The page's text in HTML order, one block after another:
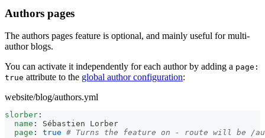
Authors pages
The authors pages feature is optional, and mainly useful for multi-
author blogs.
You can activate it independently for each author by adding a page:
true attribute to the global author configuration:
website/blog/authors.yml
slorber :
name :
Sébastien Lorber
page : true # Turns the feature on - route will be /